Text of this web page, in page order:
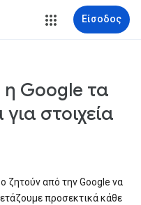
Είσοδος
η Google τα
στοιχεία
ζητούν από την Google να
προσεκτικά κάθε